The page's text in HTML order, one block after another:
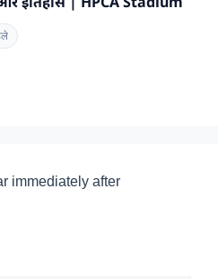
immediately after